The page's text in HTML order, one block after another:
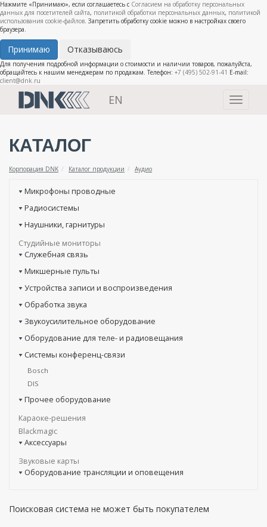
Нажмите «Принимаю», если соглашаетесь с Согласием на обработку персональных
данных для посетителей сайта, политикой обработки персональных данных, политикой
использования cookie-файлов. Запретить обработку cookie можно в настройках своего
браузера.
Принимаю Отказываюсь
Для получения подробной информации о стоимости и наличии товаров, пожалуйста,
обращайтесь к нашим менеджерам по продажам. Телефон: +7 (495) 502-91-41 E-mail:
client@dnk.ru
Toggle
EN
КАТАЛОГ
Корпорация DNK Каталог продукции Аудио
Микрофоны проводные
Радиосистемы
Наушники, гарнитуры
Студийные мониторы
Служебная связь
Микшерные пульты
Устройства записи и воспроизведения
Обработка звука
Звукоусилительное оборудование
Оборудование для теле- и радиовещания
Системы конференц-связи
Bosch
DIS
Прочее оборудование
Караоке-решения
Blackmagic
Аксессуары
Звуковые карты
Оборудование трансляции и оповещения
Поисковая система не может быть покупателем